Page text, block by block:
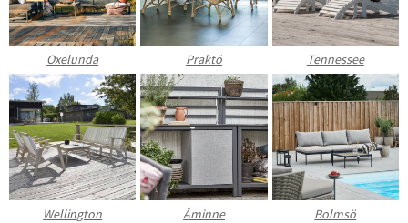
Sverige
Danmark
Norge
Suomi
Oxelunda Praktö Tennessee
Wellington Åminne Bolmsö